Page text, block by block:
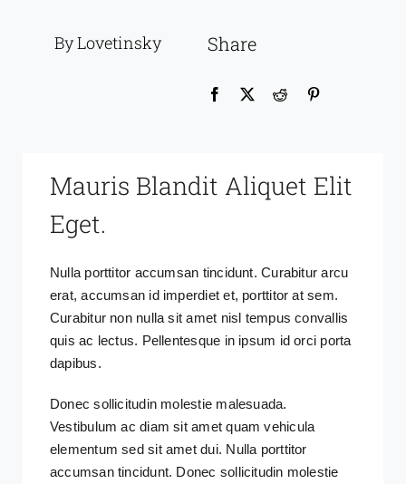
By Lovetinsky Share
Mauris Blandit Aliquet Elit
Eget.
Nulla porttitor accumsan tincidunt. Curabitur arcu
erat, accumsan id imperdiet et, porttitor at sem.
Curabitur non nulla sit amet nisl tempus convallis
quis ac lectus. Pellentesque in ipsum id orci porta
dapibus.
Donec sollicitudin molestie malesuada.
Vestibulum ac diam sit amet quam vehicula
elementum sed sit amet dui. Nulla porttitor
accumsan tincidunt. Donec sollicitudin molestie